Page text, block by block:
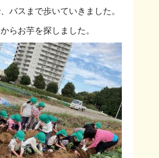
バスまで歩いていきました。
らお芋を探しました。